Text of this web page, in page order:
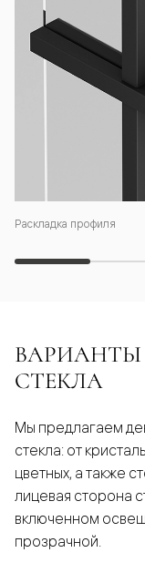
Раскладка профиля
ВАРИАНТЫ
СТЕКЛА
Мы предлагаем
стекла: от
цветных, а также
лицевая сторона
включенном
прозрачной.